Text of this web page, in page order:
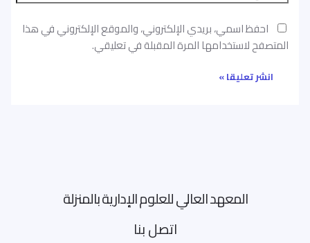
احفظ اسمي، بريدي الإلكتروني، والموقع الإلكتروني في هذا
المتصفح لاستخدامها المرة المقبلة في تعليقي.
المعهد العالي للعلوم الإدارية بالمنزلة
اتصل بنا